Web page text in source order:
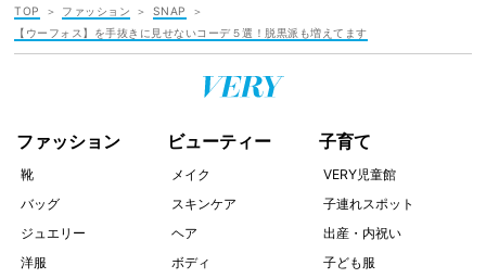
TOP ファッション
SNAP
【ウーフォス】を手抜きに見せないコーデ５選！脱黒派も増えてます
ファッション
靴
バッグ
ジュエリー
洋服
ビューティー
メイク
スキンケア
ヘア
ボディ
子育て
VERY児童館
子連れスポット
出産・内祝い
子ども服